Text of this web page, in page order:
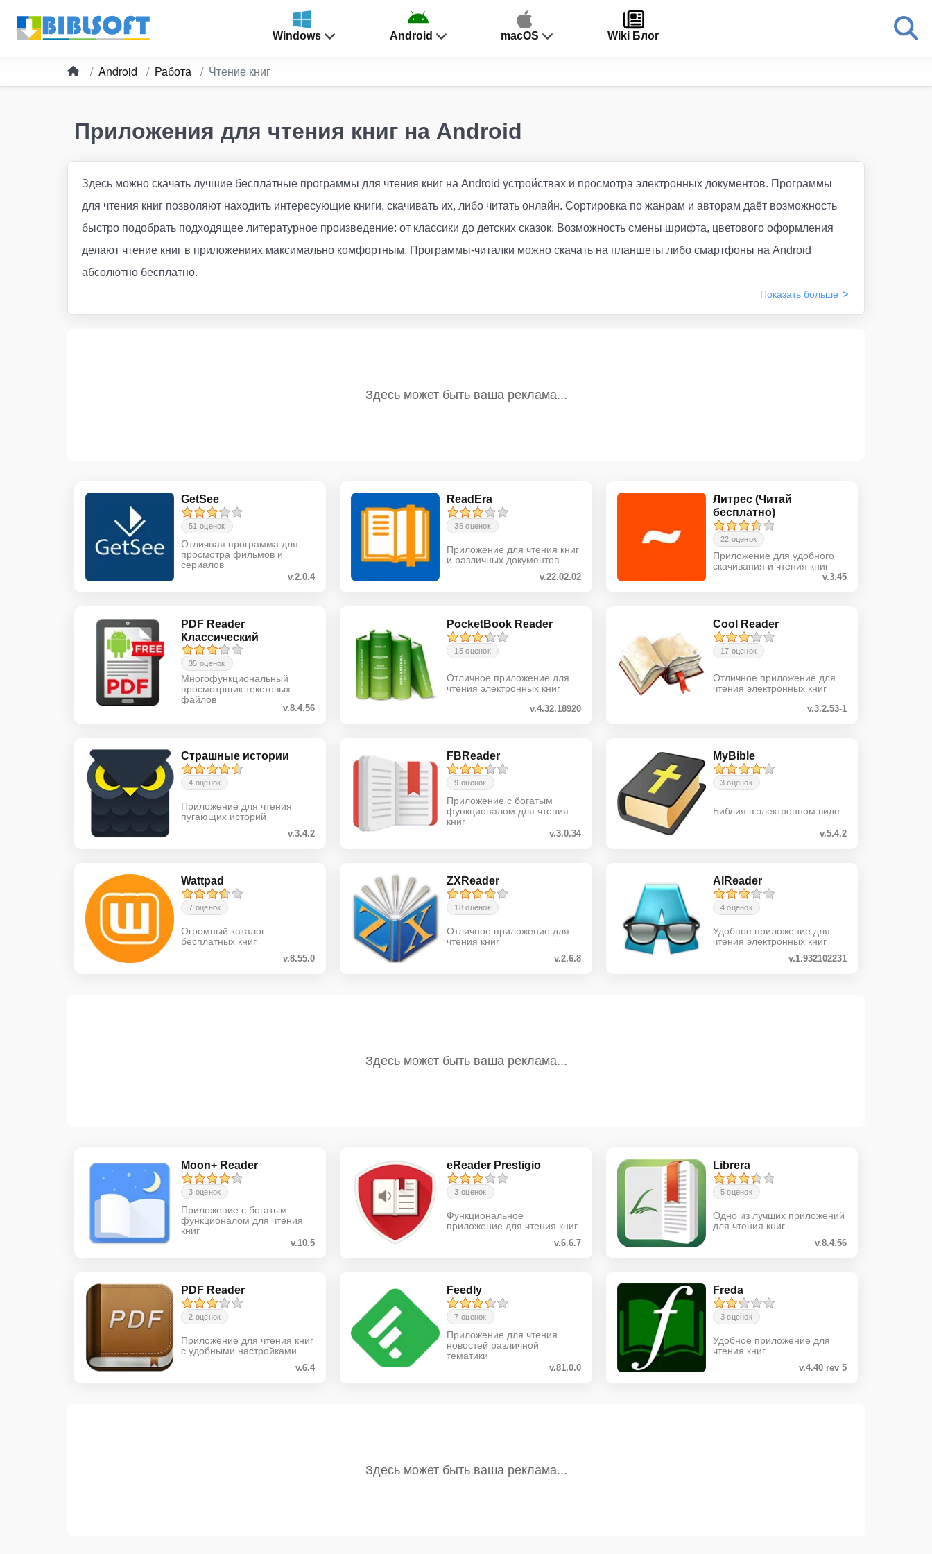
Windows Android macOS Wiki Блог
Android Работа Чтение книг
Приложения для чтения книг на Android
Здесь можно скачать лучшие бесплатные программы для чтения книг на Android устройствах и просмотра электронных документов. Программы
для чтения книг позволяют находить интересующие книги, скачивать их, либо читать онлайн. Сортировка по жанрам и авторам даёт возможность
быстро подобрать подходящее литературное произведение: от классики до детских сказок. Возможность смены шрифта, цветового оформления
делают чтение книг в приложениях максимально комфортным. Программы-читалки можно скачать на планшеты либо смартфоны на Android
абсолютно бесплатно.
Показать больше
GetSee
51 оценок
Отличная программа для
просмотра фильмов и
сериалов
v.2.0.4
ReadEra
36 оценок
Приложение для чтения книг
и различных документов
v.22.02.02
Литрес (Читай
бесплатно)
22 оценок
Приложение для удобного
скачивания и чтения книг
v.3.45
PDF Reader
Классический
35 оценок
Многофункциональный
просмотрщик текстовых
файлов
v.8.4.56
PocketBook Reader
15 оценок
Отличное приложение для
чтения электронных книг
v.4.32.18920
Cool Reader
17 оценок
Отличное приложение для
чтения электронных книг
v.3.2.53-1
Страшные истории
4 оценок
Приложение для чтения
пугающих историй
v.3.4.2
FBReader
9 оценок
Приложение с богатым
функционалом для чтения
книг
v.3.0.34
MyBible
3 оценок
Библия в электронном виде
v.5.4.2
Wattpad
7 оценок
Огромный каталог
бесплатных книг
v.8.55.0
ZXReader
18 оценок
Отличное приложение для
чтения книг
v.2.6.8
AlReader
4 оценок
Удобное приложение для
чтения электронных книг
v.1.932102231
Moon+ Reader
3 оценок
Приложение с богатым
функционалом для чтения
книг
v.10.5
eReader Prestigio
3 оценок
Функциональное
приложение для чтения книг
v.6.6.7
Librera
5 оценок
Одно из лучших приложений
для чтения книг
v.8.4.56
PDF Reader
2 оценок
Приложение для чтения книг
с удобными настройками
v.6.4
Feedly
7 оценок
Приложение для чтения
новостей различной
тематики
v.81.0.0
Freda
3 оценок
Удобное приложение для
чтения книг
v.4.40 rev 5